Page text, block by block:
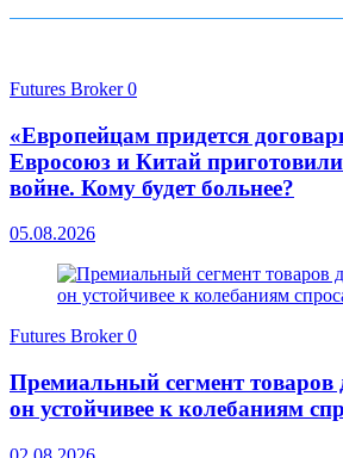
Futures Broker0
«Европейцам придется
Евросоюз и Китай
войне. Кому будет больнее?
05.08.2026
Futures Broker0
Премиальный сегмент товаров
он устойчивее к колебаниям